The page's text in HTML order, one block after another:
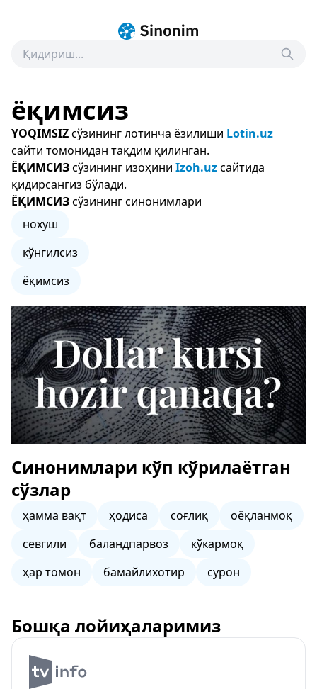
ёқимсиз
YOQIMSIZсўзининг лотинча ёзилиши Lotin.uz
сайти томонидан тақдим қилинган.
ЁҚИМСИЗсўзининг изоҳини Izoh.uzсайтида
қидирсангиз бўлади.
ЁҚИМСИЗсўзининг синонимлари
нохуш
кўнгилсиз
ёқимсиз
Синонимлари кўп кўрилаётган
сўзлар
ҳамма вақт ҳодиса соғлиқ
оёқланмоқ
севгили
баландпарвоз
кўкармоқ
ҳар томон
бамайлихотир сурон
Бошқа лойиҳаларимиз